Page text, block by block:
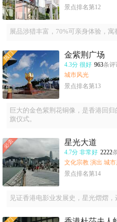
景点排名第12
展品涉猎丰富，70%可亲身体验，寓
金紫荆广场
4.3分 很好 963条评
城市风光
景点排名第13
巨大的金色紫荆花铜像，是香港回
旗仪式。
星光大道
4.7分 非常好 2222
文化宗教 演出 城
景点排名第14
见证香港电影业发展史，星光熠熠，